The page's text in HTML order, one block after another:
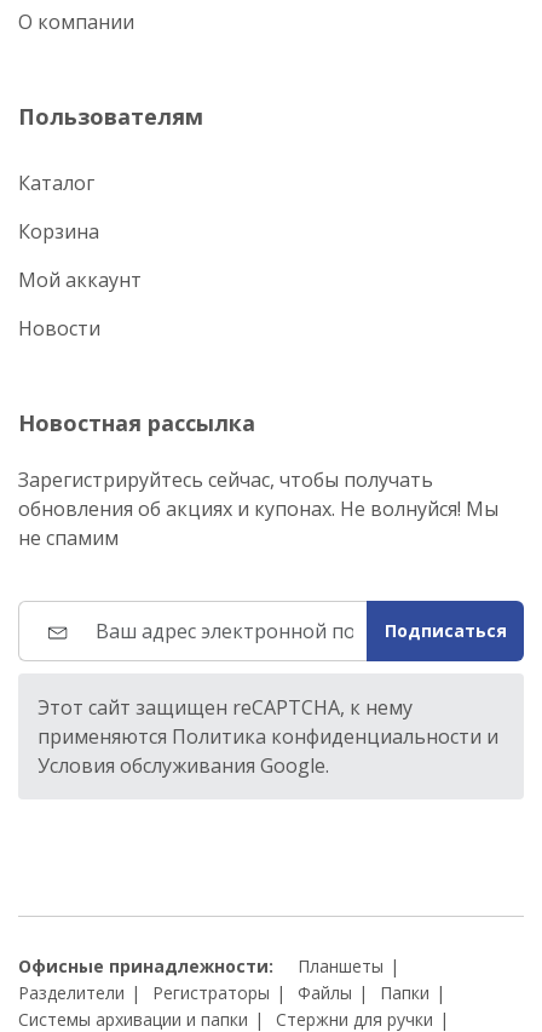
О компании
Пользователям
Каталог
Корзина
Мой аккаунт
Новости
Новостная рассылка
Зарегистрируйтесь сейчас, чтобы получать
обновления об акциях и купонах. Не волнуйся! Мы
не спамим
Подписаться
Этот сайт защищен reCAPTCHA, к нему
применяются Политика конфиденциальности и
Условия обслуживания Google.
Офисные принадлежности:
Планшеты
Разделители
Регистраторы Файлы
Папки
Системы архивации и папки
Стержни для ручки